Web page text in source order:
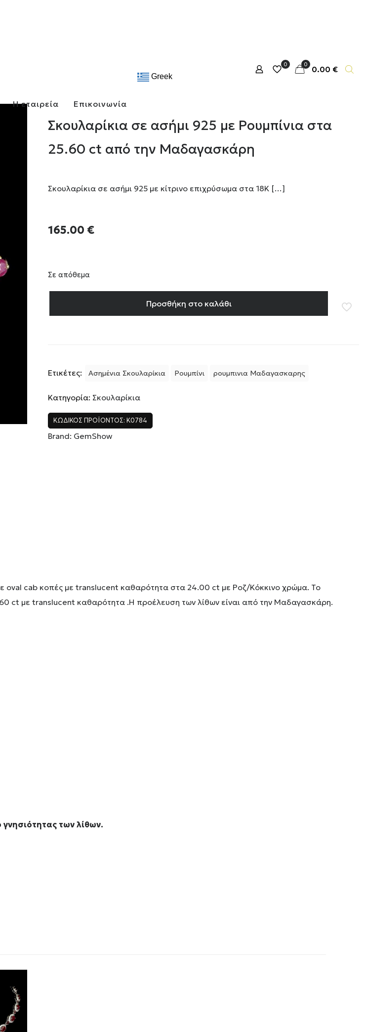
Η εταιρεία Επικοινωνία
Greek
0 0 0.00 €
Σκουλαρίκια σε ασήμι 925 με Ρουμπίνια στα
25.60 ct από την Μαδαγασκάρη
Σκουλαρίκια σε ασήμι 925 με κίτρινο επιχρύσωμα στα 18Κ […]
165.00 €
Σε απόθεμα
Προσθήκη στο καλάθι
Ετικέτες: Ασημένια Σκουλαρίκια Ρουμπίνι ρουμπινια Μαδαγασκαρης
Κατηγορία: Σκουλαρίκια
ΚΩΔΙΚΌΣ ΠΡΟΪΌΝΤΟΣ: K0784
Brand: GemShow
oval cab κοπές με translucent καθαρότητα στα 24.00 ct με Ροζ/Κόκκινο χρώμα. Το
ct με translucent καθαρότητα .Η προέλευση των λίθων είναι από την Μαδαγασκάρη.
των λίθων.